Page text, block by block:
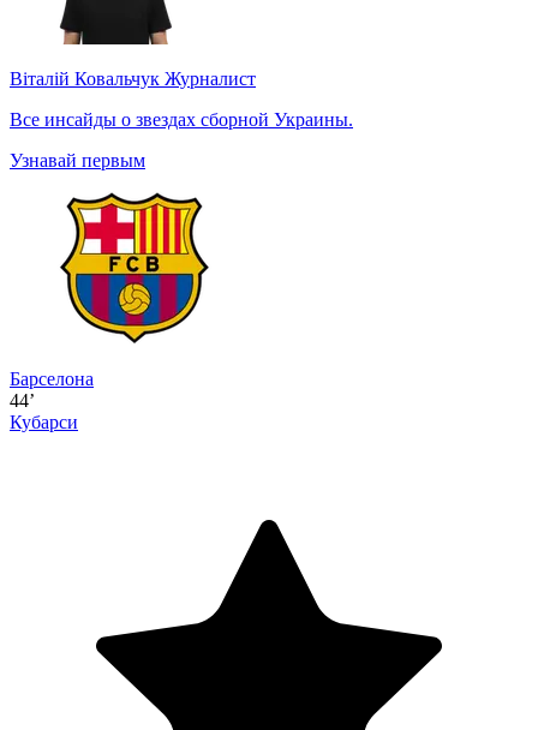
Віталій Ковальчук Журналист
Все инсайды о звездах сборной Украины.
Узнавай первым
Барселона
44’
Кубарси